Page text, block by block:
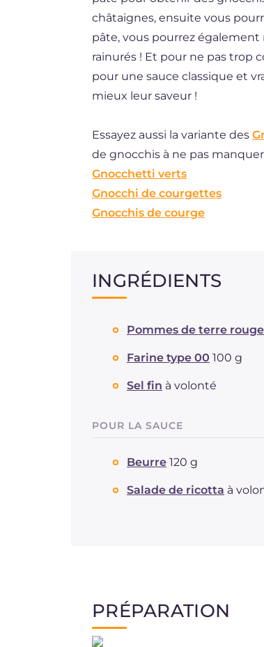
châtaignes, ensuite vous
pâte, vous pourrez également
rainurés ! Et pour ne pas trop
pour une sauce classique et
mieux leur saveur !
Essayez aussi la variante des
de gnocchis à ne pas
Gnocchetti verts
Gnocchi de courgettes
Gnocchis de courge
INGRÉDIENTS
Pommes de terre
Farine type 00 100 g
Sel fin à volonté
POUR LA SAUCE
Beurre 120 g
Salade de ricotta à
PRÉPARATION